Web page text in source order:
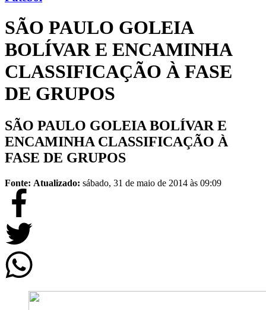
SÃO PAULO GOLEIA
BOLÍVAR E ENCAMINHA
CLASSIFICAÇÃO À FASE
DE GRUPOS
SÃO PAULO GOLEIA BOLÍVAR E
ENCAMINHA CLASSIFICAÇÃO À
FASE DE GRUPOS
Fonte: Atualizado: sábado, 31 de maio de 2014 às 09:09